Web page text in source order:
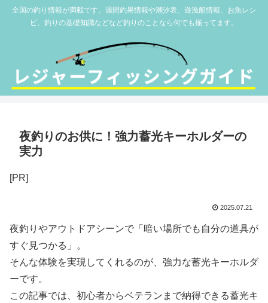
全国の釣り情報が満載です。週間釣果情報や潮汐表、遊漁船情報、お魚レシ
ピ、釣りの基礎知識などなど釣りのことなら何でも揃ってます。
夜釣りのお供に！強力蓄光キーホルダーの
実力
[PR]
2025.07.21
夜釣りやアウトドアシーンで「暗い場所でも自分の道具が
すぐ見つかる」。
そんな体験を実現してくれるのが、強力な蓄光キーホルダ
ーです。
この記事では、初心者からベテランまで納得できる蓄光キ